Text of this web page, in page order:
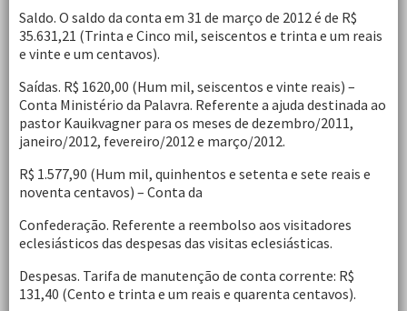
Saldo. O saldo da conta em 31 de março de 2012 é de R$
35.631,21 (Trinta e Cinco mil, seiscentos e trinta e um reais
e vinte e um centavos).
Saídas. R$ 1620,00 (Hum mil, seiscentos e vinte reais) –
Conta Ministério da Palavra. Referente a ajuda destinada ao
pastor Kauikvagner para os meses de dezembro/2011,
janeiro/2012, fevereiro/2012 e março/2012.
R$ 1.577,90 (Hum mil, quinhentos e setenta e sete reais e
noventa centavos) – Conta da
Confederação. Referente a reembolso aos visitadores
eclesiásticos das despesas das visitas eclesiásticas.
Despesas. Tarifa de manutenção de conta corrente: R$
131,40 (Cento e trinta e um reais e quarenta centavos).